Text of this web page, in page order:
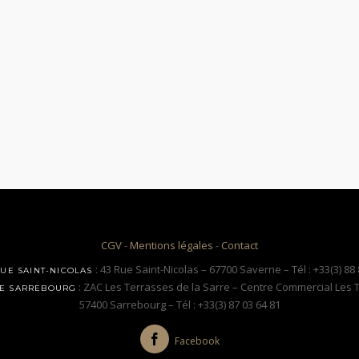
CGV- Mentions légales - Contact
SAINT-NICOLAS : 43 Rue Saint-Nicolas – 67700 Saverne – Tél : +33(3) 88
SARREBOURG : ZAC Les Terrasses de la Sarre – Centre Commercial Les
57400 Sarrebourg – Tél : +33(3) 87 03 64 81
Facebook